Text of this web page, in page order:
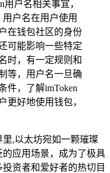
用户名相关事宜，
户名在用户使用
在钱包社区的身份
可能影响一些特定
时，有一定规则和
等，用户名一旦确
件，了解imToken
更好地使用钱包，
,以太坊宛如一颗璀璨
应用场景，成为了极具
资者和爱好者的热切目